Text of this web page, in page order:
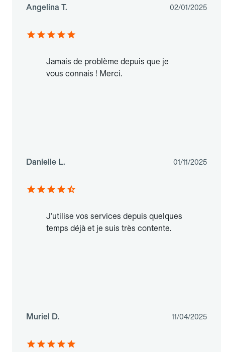
Angelina T. 02/01/2025
Jamais de problème depuis que je
vous connais ! Merci.
Danielle L. 01/11/2025
J'utilise vos services depuis quelques
temps déjà et je suis très contente.
Muriel D. 11/04/2025